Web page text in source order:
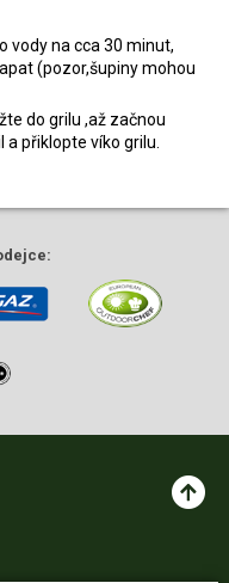
vody na cca 30 minut,
(pozor,šupiny mohou
do grilu ,až začnou
přiklopte víko grilu.